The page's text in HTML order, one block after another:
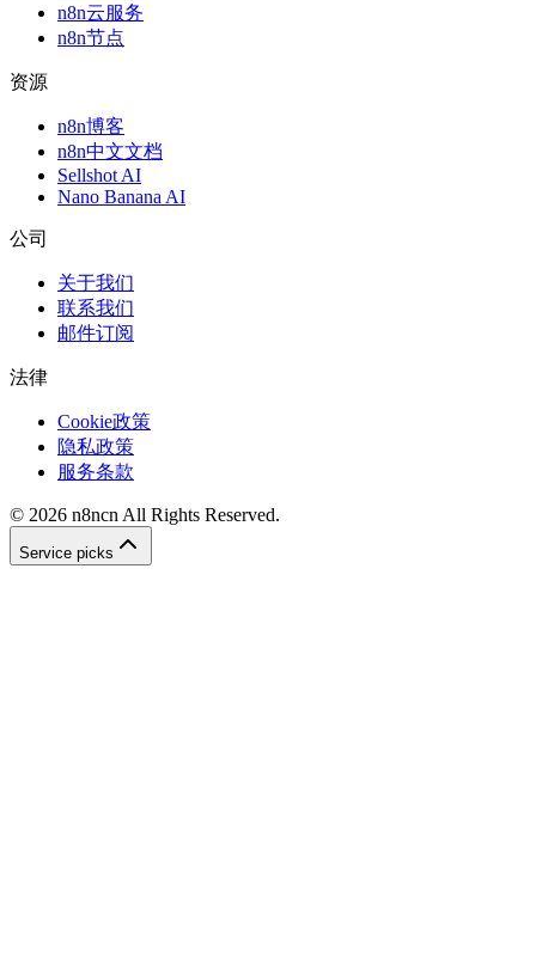
n8n云服务
n8n节点
资源
n8n博客
n8n中文文档
Sellshot AI
Nano Banana AI
公司
关于我们
联系我们
邮件订阅
法律
Cookie政策
隐私政策
服务条款
© 2026 n8ncn All Rights Reserved.
Service picks